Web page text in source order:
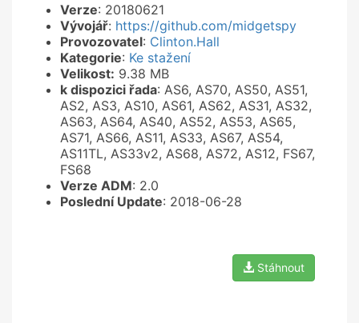
Verze: 20180621
Vývojář: https://github.com/midgetspy
Provozovatel: Clinton.Hall
Kategorie: Ke stažení
Velikost: 9.38 MB
k dispozici řada: AS6, AS70, AS50, AS51,
AS2, AS3, AS10, AS61, AS62, AS31, AS32,
AS63, AS64, AS40, AS52, AS53, AS65,
AS71, AS66, AS11, AS33, AS67, AS54,
AS11TL, AS33v2, AS68, AS72, AS12, FS67,
FS68
Verze ADM: 2.0
Poslední Update: 2018-06-28
Stáhnout